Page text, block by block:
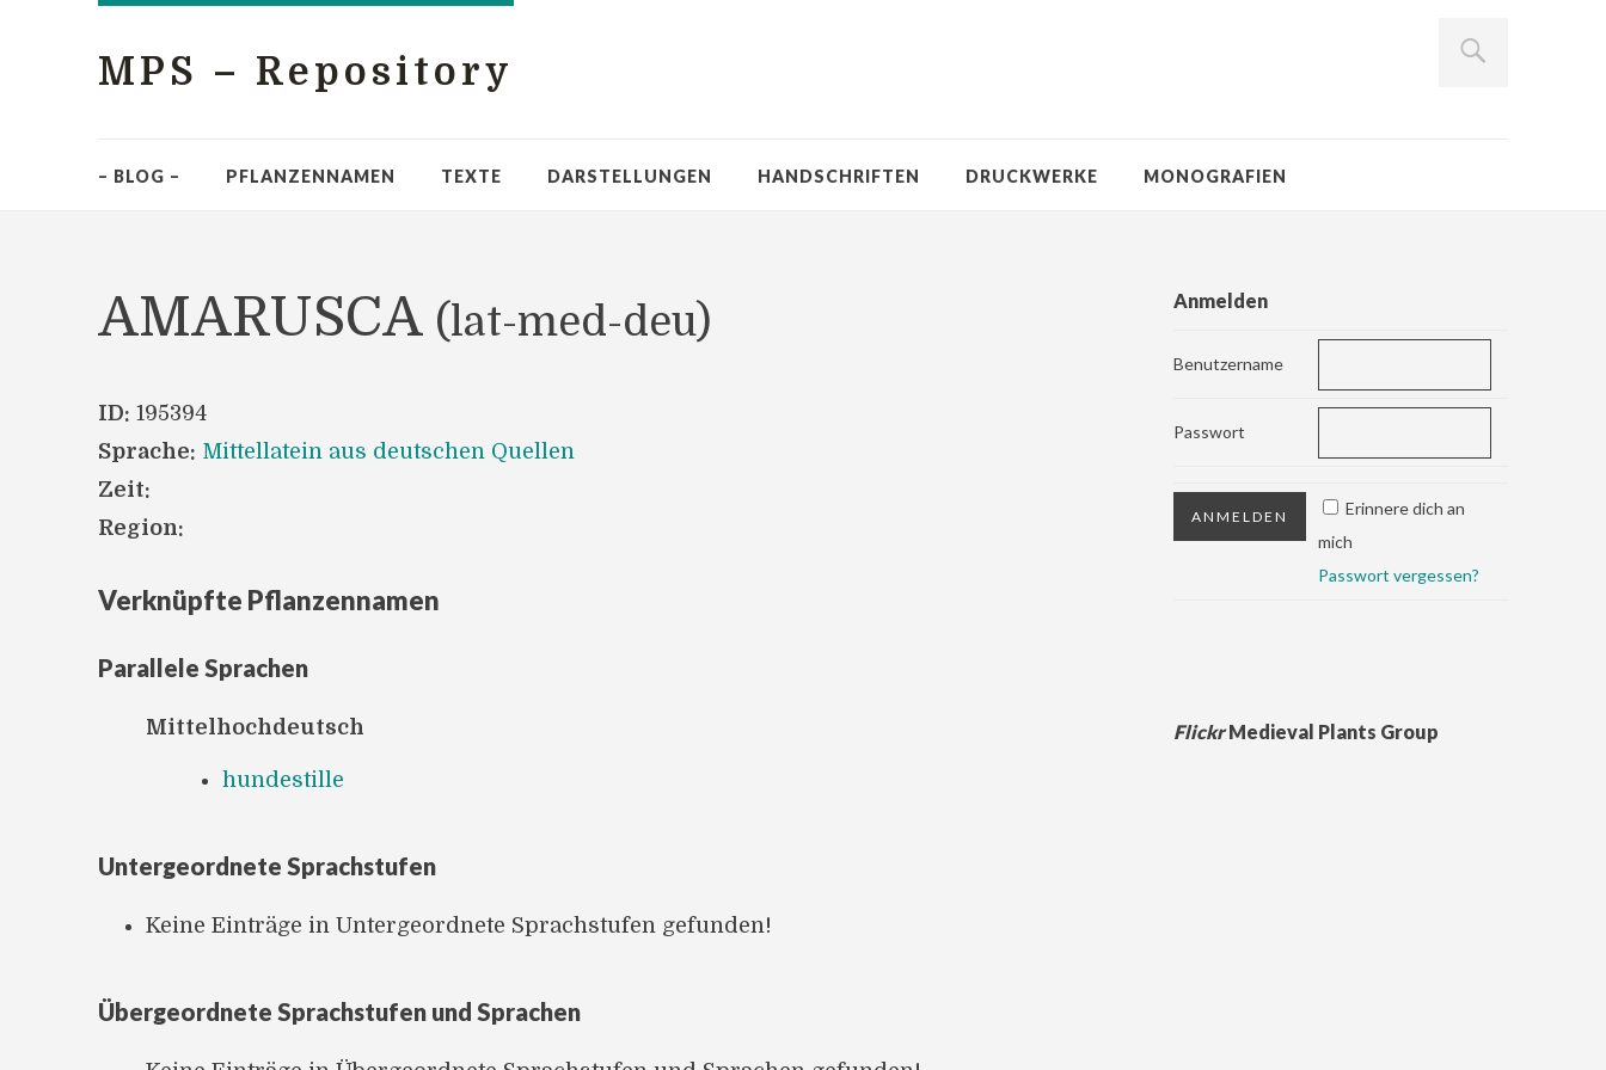
MPS – Repository
– BLOG – PFLANZENNAMEN TEXTE DARSTELLUNGEN HANDSCHRIFTEN DRUCKWERKE MONOGRAFIEN
AMARUSCA (lat-med-deu)
ID: 195394
Sprache: Mittellatein aus deutschen Quellen
Zeit:
Region:
Verknüpfte Pflanzennamen
Parallele Sprachen
Mittelhochdeutsch
hundestille
Untergeordnete Sprachstufen
Keine Einträge in Untergeordnete Sprachstufen gefunden!
Übergeordnete Sprachstufen und Sprachen
Anmelden
Benutzername
Passwort
Erinnere dich an
mich
Passwort vergessen?
FlickrMedieval Plants Group